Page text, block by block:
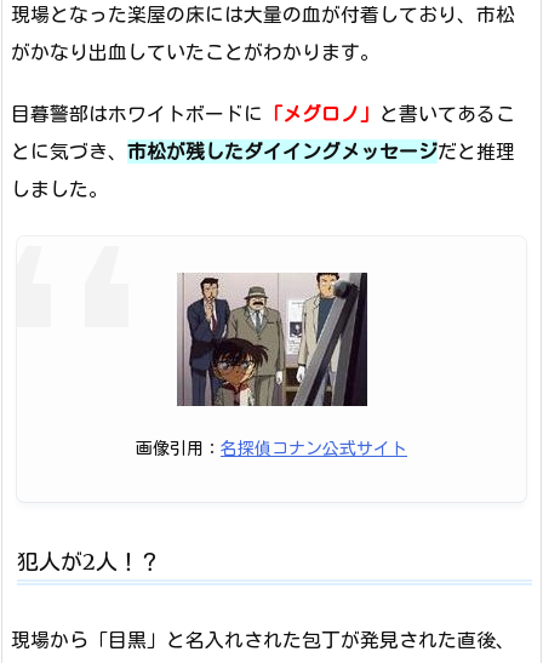
現場となった楽屋の床には大量の血が付着しており、市松
がかなり出血していたことがわかります。
目暮警部はホワイトボードに 「メグロノ」 と書いてあるこ
とに気づき、 市松が残したダイイングメッセージだと推理
しました。
画像引用： 名探偵コナン公式サイト
犯人が2人！？
現場から「目黒」と名入れされた包丁が発見された直後、